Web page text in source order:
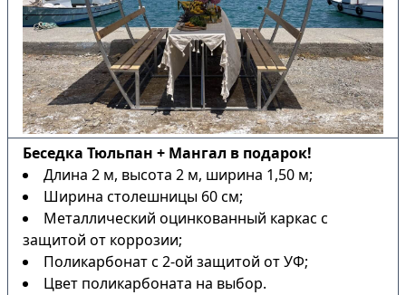
Беседка Тюльпан + Мангал в подарок!
Длина 2 м, высота 2 м, ширина 1,50 м;
Ширина столешницы 60 см;
Металлический оцинкованный каркас с
защитой от коррозии;
Поликарбонат с 2-ой защитой от УФ;
Цвет поликарбоната на выбор.